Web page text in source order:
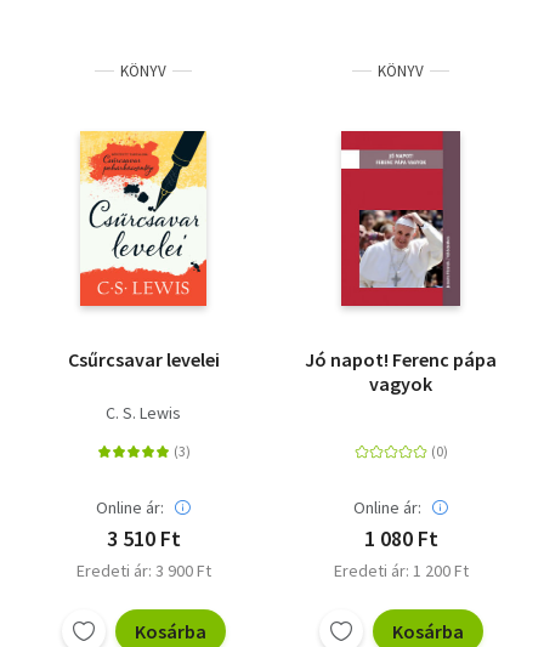
KÖNYV
Csűrcsavar levelei
C. S. Lewis
Online ár:
3 510 Ft
Eredeti ár: 3 900 Ft
Kosárba
KÖNYV
Jó napot! Ferenc pápa
vagyok
Online ár:
1 080 Ft
Eredeti ár: 1 200 Ft
Kosárba